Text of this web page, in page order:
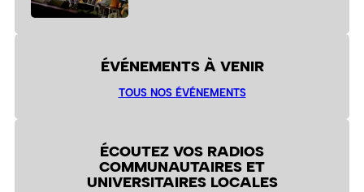
ÉVÉNEMENTS À VENIR
TOUS NOS ÉVÉNEMENTS
ÉCOUTEZ VOS RADIOS
COMMUNAUTAIRES ET
UNIVERSITAIRES LOCALES